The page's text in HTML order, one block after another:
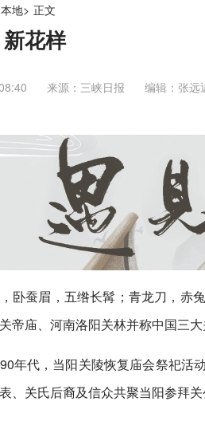
本地> 正文
花样
来源：三峡日报 编辑：张远
卧蚕眉，五绺长髯；青龙刀，赤
帝庙、河南洛阳关林并称中国三
年代，当阳关陵恢复庙会祭祀活
、关氏后裔及信众共聚当阳参拜关